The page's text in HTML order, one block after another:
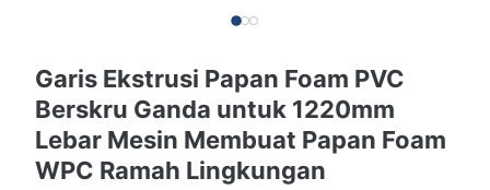
Garis Ekstrusi Papan Foam PVC
Berskru Ganda untuk 1220mm
Lebar Mesin Membuat Papan Foam
WPC Ramah Lingkungan